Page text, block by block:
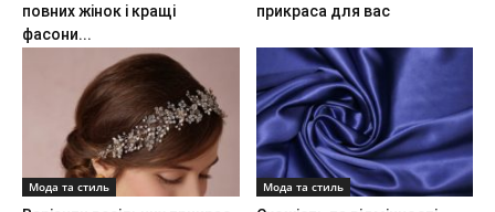
повних жінок і кращі
фасони...
прикраса для вас
Мода та стиль Мода та стиль